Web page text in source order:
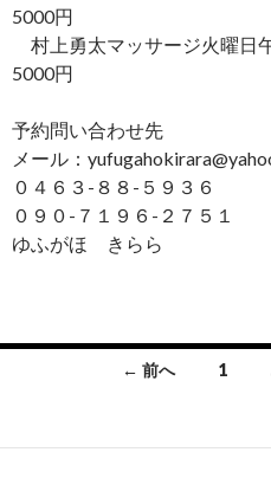
5000円
村上勇太マッサージ火曜日
5000円
予約問い合わせ先
メール：
０４６３-８８-５９３６
０９０-７１９６-２７５１
ゆふがほ きらら
稿
← 前へ 1